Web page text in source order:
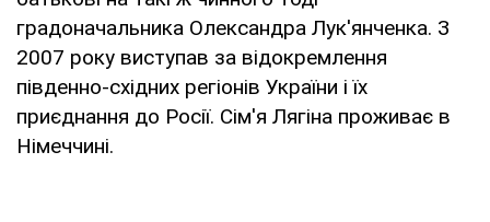
градоначальника Олександра Лук'янченка. З
2007 року виступав за відокремлення
південно-східних регіонів України і їх
приєднання до Росії. Сім'я Лягіна проживає в
Німеччині.